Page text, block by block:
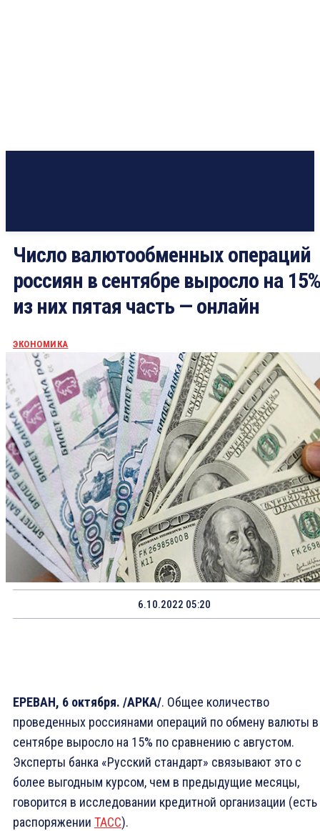
Число валютообменных операций
россиян в сентябре выросло на
из них пятая часть — онлайн
ЭКОНОМИКА
6.10.2022 05:20
ЕРЕВАН, 6 октября. /АРКА/. Общее количество
проведенных россиянами операций по обмену валюты в
сентябре выросло на 15% по сравнению с августом.
Эксперты банка «Русский стандарт» связывают это с
более выгодным курсом, чем в предыдущие месяцы,
говорится в исследовании кредитной организации (есть
распоряжении ТАСС).